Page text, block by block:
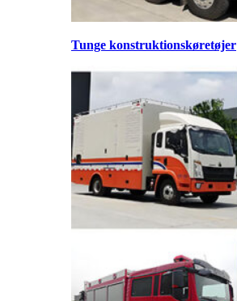
Tunge konstruktionskøretøjer